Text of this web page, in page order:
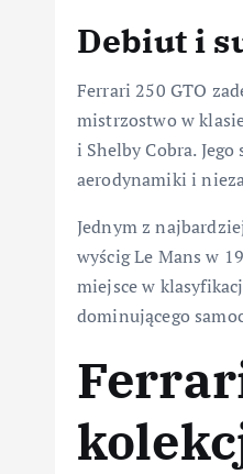
Debiut i
Ferrari 250 GTO
mistrzostwo w
i Shelby Cobra.
aerodynamiki i
Jednym z
wyścig Le Mans w
miejsce w
dominującego